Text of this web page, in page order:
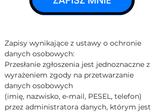
Zapisy wynikające z ustawy o ochronie
danych osobowych:
Przesłanie zgłoszenia jest jednoznaczne z
wyrażeniem zgody na przetwarzanie
danych osobowych
(imię, nazwisko, e-mail, PESEL, telefon)
przez administratora danych, którym jest